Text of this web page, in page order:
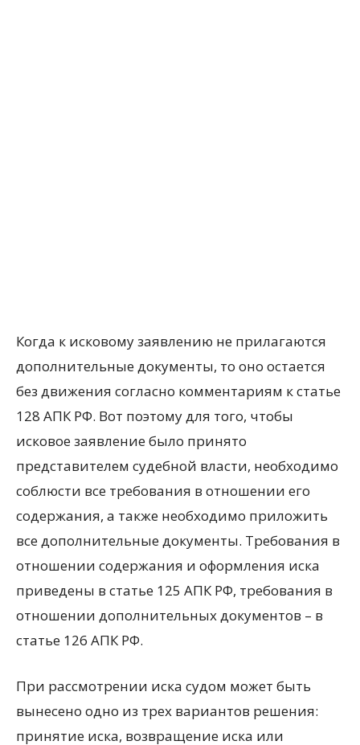
Когда к исковому заявлению не прилагаются
дополнительные документы, то оно остается
без движения согласно комментариям к статье
128 АПК РФ. Вот поэтому для того, чтобы
исковое заявление было принято
представителем судебной власти, необходимо
соблюсти все требования в отношении его
содержания, а также необходимо приложить
все дополнительные документы. Требования в
отношении содержания и оформления иска
приведены в статье 125 АПК РФ, требования в
отношении дополнительных документов – в
статье 126 АПК РФ.
При рассмотрении иска судом может быть
вынесено одно из трех вариантов решения:
принятие иска, возвращение иска или